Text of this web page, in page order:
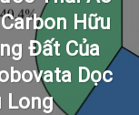
Hữu
Đất Của
Dọc
Long